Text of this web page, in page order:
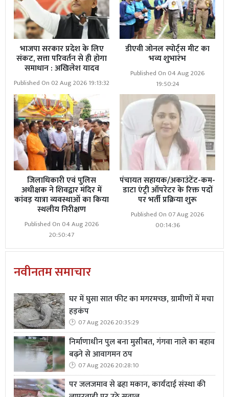
भाजपा सरकार प्रदेश के लिए
संकट, सत्ता परिवर्तन से ही होगा
समाधान : अखिलेश यादव
Published On 02 Aug 2026 19:13:32
डीएवी जोनल स्पोर्ट्स मीट का
भव्य शुभारंभ
Published On 04 Aug 2026
19:50:24
जिलाधिकारी एवं पुलिस
अधीक्षक ने शिवद्वार मंदिर में
कांवड़ यात्रा व्यवस्थाओं का किया
स्थलीय निरीक्षण
Published On 04 Aug 2026
20:50:47
पंचायत सहायक/अकाउंटेंट-कम-
डाटा एंट्री ऑपरेटर के रिक्त पदों
पर भर्ती प्रक्रिया शुरू
Published On 07 Aug 2026
00:14:36
नवीनतम समाचार
घर में घुसा सात फीट का मगरमच्छ, ग्रामीणों में मचा
हड़कंप
07 Aug 2026 20:35:29
निर्माणाधीन पुल बना मुसीबत, गंगवा नाले का बहाव
बढ़ने से आवागमन ठप
07 Aug 2026 20:28:10
पर जलजमाव से ढहा मकान, कार्यदाई संस्था की